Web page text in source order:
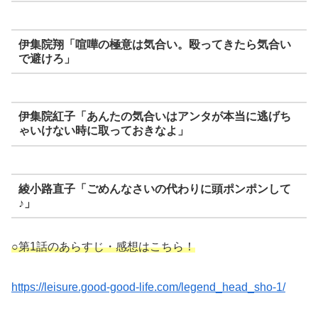
伊集院翔「喧嘩の極意は気合い。殴ってきたら気合い
で避けろ」
伊集院紅子「あんたの気合いはアンタが本当に逃げち
ゃいけない時に取っておきなよ」
綾小路直子「ごめんなさいの代わりに頭ポンポンして
♪」
○第1話のあらすじ・感想はこちら！
https://leisure.good-good-life.com/legend_head_sho-1/